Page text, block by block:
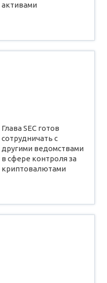
активами
Глава SEC готов
сотрудничать с
другими ведомствами
в сфере контроля за
криптовалютами